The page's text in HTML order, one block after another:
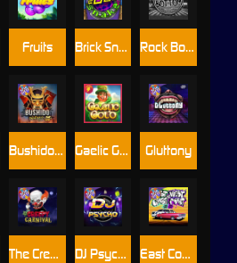
Rock Bottom
Brick Snake 2000
Gluttony
Fruits
DJ Psycho
Gaelic Gold
East Coast Vs West Coast
The Creepy Carnival
Bushido Way xNudge